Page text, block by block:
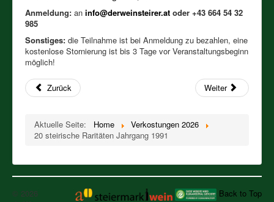
BIODYNAMISCHE WEINE
GEREIFTE EDELBRÄNDE
Anmeldung: an info@derweinsteirer.at oder +43 664 54 32
985
Sonstiges: die Teilnahme ist bei Anmeldung zu bezahlen, eine
kostenlose Stornierung ist bis 3 Tage vor Veranstaltungsbeginn
möglich!
Zurück Weiter
Aktuelle Seite: Home
Verkostungen 2026
20 steirische Raritäten Jahrgang 1991
Back to Top
© 2026